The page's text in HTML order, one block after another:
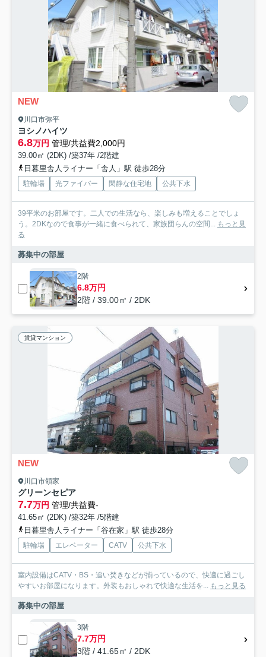
NEW
川口市弥平
ヨシノハイツ
6.8万円 管理/共益費2,000円
39.00㎡ (2DK) /築37年 /2階建
日暮里舎人ライナー「舎人」駅 徒歩28分
駐輪場 光ファイバー 閑静な住宅地 公共下水
39平米のお部屋です。二人での生活なら、楽しみも増えることでしょ
う。2DKなので食事が一緒に食べられて、家族団らんの空間... もっと見
る
募集中の部屋
2階
6.8万円
2階 / 39.00㎡ / 2DK
賃貸マンション
NEW
川口市領家
グリーンセピア
7.7万円 管理/共益費-
41.65㎡ (2DK) /築32年 /5階建
日暮里舎人ライナー「谷在家」駅 徒歩28分
駐輪場 エレベーター CATV 公共下水
室内設備はCATV・BS・追い焚きなどが揃っているので、快適に過ごし
やすいお部屋になります。外装もおしゃれで快適な生活を... もっと見る
募集中の部屋
3階
7.7万円
3階 / 41.65㎡ / 2DK